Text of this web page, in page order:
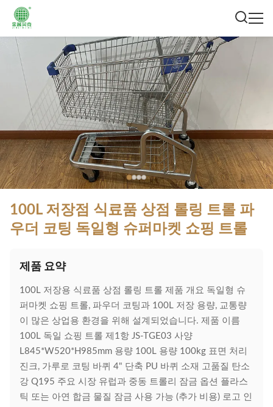
100L 저장점 식료품 상점 롤링 트롤 파
우더 코팅 독일형 슈퍼마켓 쇼핑 트롤
제품 요약
100L 저장용 식료품 상점 롤링 트롤 제품 개요 독일형 슈
퍼마켓 쇼핑 트롤, 파우더 코팅과 100L 저장 용량, 교통량
이 많은 상업용 환경을 위해 설계되었습니다. 제품 이름
100L 독일 쇼핑 트롤 제1항 JS-TGE03 사양
L845*W520*H985mm 용량 100L 용량 100kg 표면 처리
진크, 가루로 코팅 바퀴 4" 단축 PU 바퀴 소재 고품질 탄소
강 Q195 주요 시장 유럽과 중동 트롤리 잠금 옵션 플라스
틱 또는 아연 합금 물질 잠금 사용 가능 (추가 비용) 로고 인